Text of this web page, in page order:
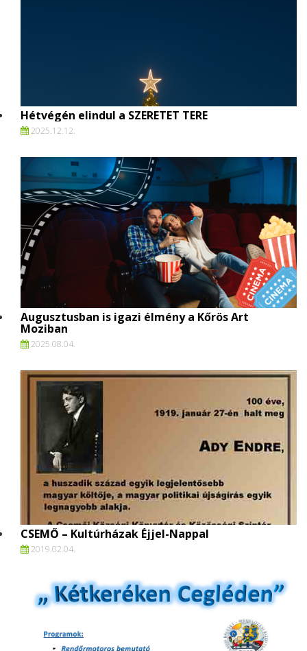
Hétvégén elindul a SZERETET TERE
2025.12.12.
Augusztusban is igazi élmény a Kőrös Art
Moziban
2025.08.04.
CSEMŐ – Kultúrházak Éjjel-Nappal
2019.02.04.